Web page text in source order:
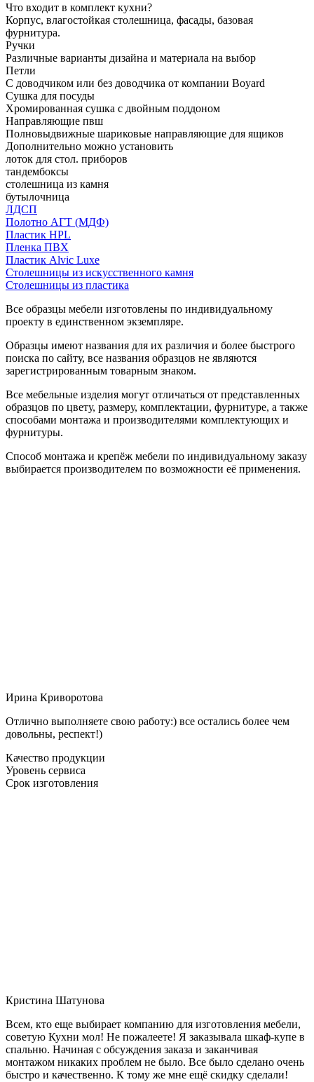
Что входит в комплект кухни?
Корпус, влагостойкая столешница, фасады, базовая
фурнитура.
Ручки
Различные варианты дизайна и материала на выбор
Петли
С доводчиком или без доводчика от компании Boyard
Сушка для посуды
Хромированная сушка с двойным поддоном
Направляющие пвш
Полновыдвижные шариковые направляющие для ящиков
Дополнительно можно установить
лоток для стол. приборов
тандембоксы
столешница из камня
бутылочница
ЛДСП
Полотно АГТ (МДФ)
Пластик HPL
Пленка ПВХ
Пластик Alvic Luxe
Столешницы из искусственного камня
Столешницы из пластика
Все образцы мебели изготовлены по индивидуальному
проекту в единственном экземпляре.
Образцы имеют названия для их различия и более быстрого
поиска по сайту, все названия образцов не являются
зарегистрированным товарным знаком.
Все мебельные изделия могут отличаться от представленных
образцов по цвету, размеру, комплектации, фурнитуре, а также
способами монтажа и производителями комплектующих и
фурнитуры.
Способ монтажа и крепёж мебели по индивидуальному заказу
выбирается производителем по возможности её применения.
Ирина Криворотова
Отлично выполняете свою работу:) все остались более чем
довольны, респект!)
Качество продукции
Уровень сервиса
Срок изготовления
Кристина Шатунова
Всем, кто еще выбирает компанию для изготовления мебели,
советую Кухни мол! Не пожалеете! Я заказывала шкаф-купе в
спальню. Начиная с обсуждения заказа и заканчивая
монтажом никаких проблем не было. Все было сделано очень
быстро и качественно. К тому же мне ещё скидку сделали!